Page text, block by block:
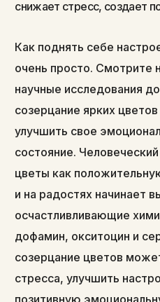
Как поднять себе
очень просто. Смотрите
научные исследования
созерцание ярких
улучшить свое
состояние.
цветы как
и на радостях начинает
осчастливливающие
дофамин, окситоцин и
созерцание цветов
стресса, улучшить
позитивную